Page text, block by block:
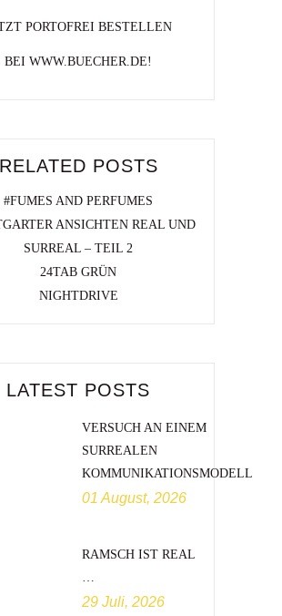
PORTOFREI BESTELLEN
BEI WWW.BUECHER.DE!
RELATED POSTS
#FUMES AND PERFUMES
ANSICHTEN REAL UND
SURREAL – TEIL 2
24TAB GRÜN
NIGHTDRIVE
LATEST POSTS
VERSUCH AN EINEM
SURREALEN
KOMMUNIKATIONSMODELL
01 August, 2026
RAMSCH IST REAL
29 Juli, 2026